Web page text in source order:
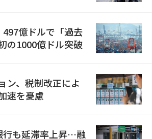
億ドルで「過去
の1000億ドル突破
ン、税制改正によ
速を憂慮
行も延滞率上昇…融